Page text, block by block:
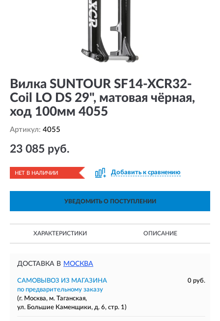
Вилка SUNTOUR SF14-XCR32-
Coil LO DS 29", матовая чёрная,
ход 100мм 4055
Артикул: 4055
23 085 руб.
НЕТ В НАЛИЧИИ Добавить к сравнению
УВЕДОМИТЬ О ПОСТУПЛЕНИИ
ХАРАКТЕРИСТИКИ ОПИСАНИЕ
ДОСТАВКА В МОСКВА
САМОВЫВОЗ ИЗ МАГАЗИНА
0 руб.
по предварительному заказу
(г. Москва, м. Таганская,
ул. Большие Каменщики, д. 6, стр. 1)